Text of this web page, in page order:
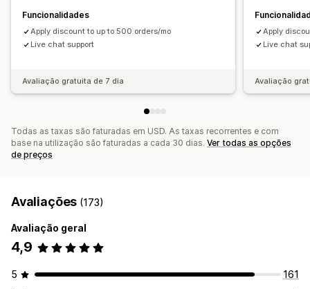
Gestão de descontos
Conversão de moeda
Acionadores e regras
Funcionalidades
Apply discount to up to 500 orders/mo
Live chat support
Avaliação gratuita de 7 dia
Apply
Live chat
Avaliação
Todas as taxas são faturadas em USD. As taxas recorrentes e com
base na utilização são faturadas a cada 30 dias. Ver todas as opções
de preços
Avaliações (173)
Avaliação geral
4,9
5
161